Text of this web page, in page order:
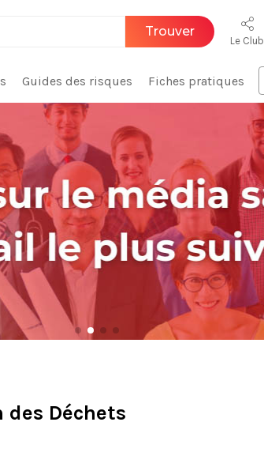
Trouver
Le Club
Guides des risques Fiches pratiques
des Déchets